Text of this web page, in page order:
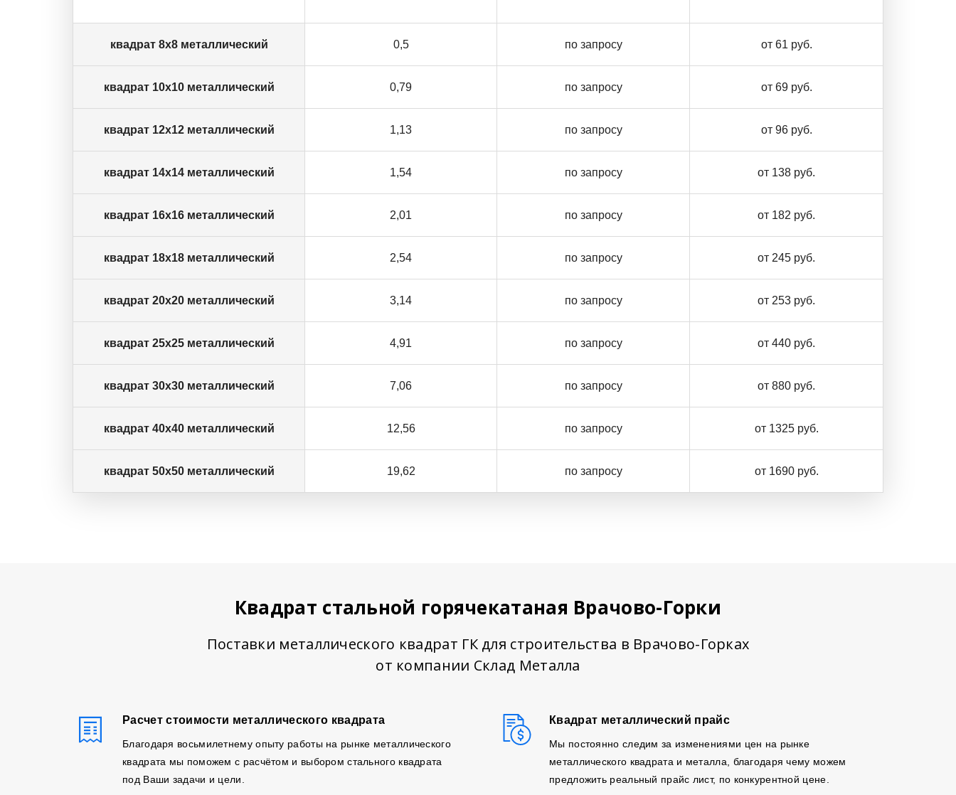
квадрат 8х8 металлический 0,5 по запросу от 61 руб.
квадрат 10х10 металлический 0,79 по запросу от 69 руб.
квадрат 12х12 металлический 1,13 по запросу от 96 руб.
квадрат 14х14 металлический 1,54 по запросу от 138 руб.
квадрат 16х16 металлический 2,01 по запросу от 182 руб.
квадрат 18х18 металлический 2,54 по запросу от 245 руб.
квадрат 20х20 металлический 3,14 по запросу от 253 руб.
квадрат 25х25 металлический 4,91 по запросу от 440 руб.
квадрат 30х30 металлический 7,06 по запросу от 880 руб.
квадрат 40х40 металлический 12,56 по запросу от 1325 руб.
квадрат 50х50 металлический 19,62 по запросу от 1690 руб.
Квадрат стальной горячекатаная Врачово-Горки
Поставки металлического квадрат ГК для строительства в Врачово-Горках
от компании Склад Металла
Расчет стоимости металлического квадрата
Благодаря восьмилетнему опыту работы на рынке металлического
квадрата мы поможем с расчётом и выбором стального квадрата
под Ваши задачи и цели.
Квадрат металлический прайс
Мы постоянно следим за изменениями цен на рынке
металлического квадрата и металла, благодаря чему можем
предложить реальный прайс лист, по конкурентной цене.